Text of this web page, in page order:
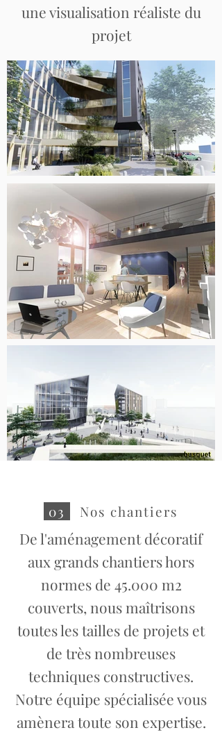
une visualisation réaliste du
projet
03 Nos chantiers
De l'aménagement décoratif
aux grands chantiers hors
normes de 45.000 m2
couverts, nous maîtrisons
toutes les tailles de projets et
de très nombreuses
techniques constructives.
Notre équipe spécialisée vous
amènera toute son expertise.